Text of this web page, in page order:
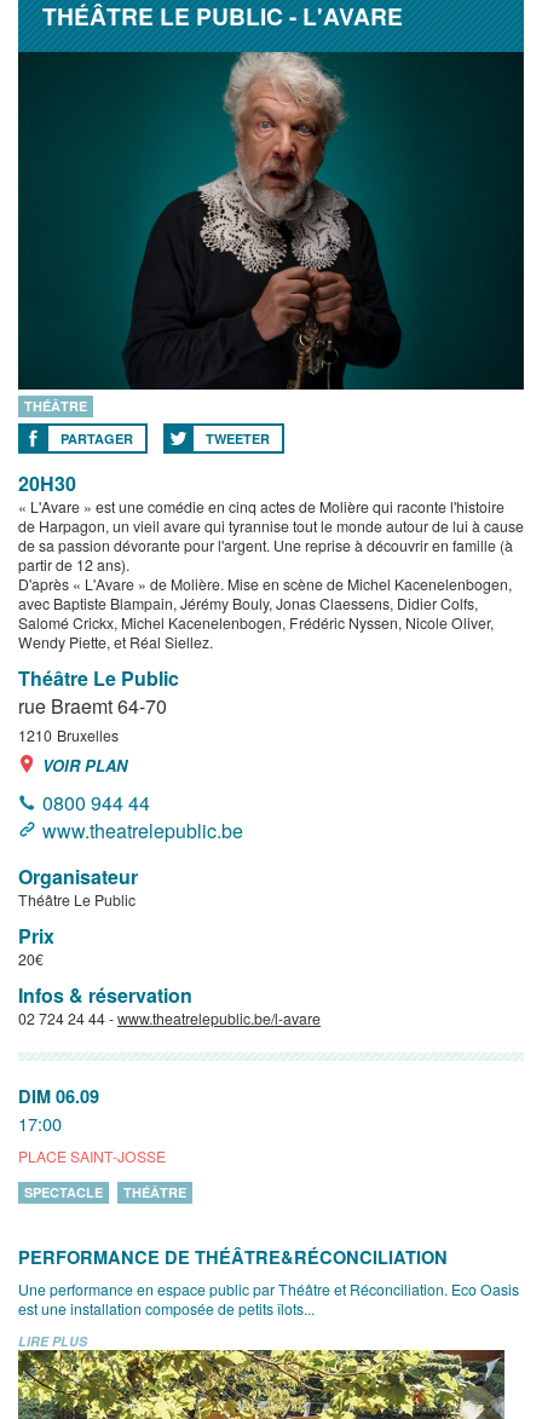
THÉÂTRE LE PUBLIC - L'AVARE
THÉÂTRE
PARTAGER
TWEETER
20H30
« L'Avare » est une comédie en cinq actes de Molière qui raconte l'histoire
de Harpagon, un vieil avare qui tyrannise tout le monde autour de lui à cause
de sa passion dévorante pour l'argent. Une reprise à découvrir en famille (à
partir de 12 ans).
D'après « L'Avare » de Molière. Mise en scène de Michel Kacenelenbogen,
avec Baptiste Blampain, Jérémy Bouly, Jonas Claessens, Didier Colfs,
Salomé Crickx, Michel Kacenelenbogen, Frédéric Nyssen, Nicole Oliver,
Wendy Piette, et Réal Siellez.
Théâtre Le Public
rue Braemt 64-70
1210 Bruxelles
VOIR PLAN
0800 944 44
www.theatrelepublic.be
Organisateur
Théâtre Le Public
Prix
20€
Infos & réservation
02 724 24 44 -www.theatrelepublic.be/l-avare
DIM 06.09
17:00
PLACE SAINT-JOSSE
SPECTACLE THÉÂTRE
PERFORMANCE DE THÉÂTRE&RÉCONCILIATION
Une performance en espace public par Théâtre et Réconciliation. Eco Oasis
est une installation composée de petits îlots...
LIRE PLUS